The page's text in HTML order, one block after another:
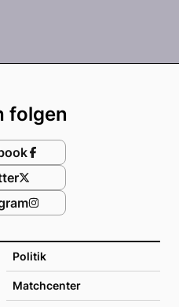
Politik
Matchcenter
folgen